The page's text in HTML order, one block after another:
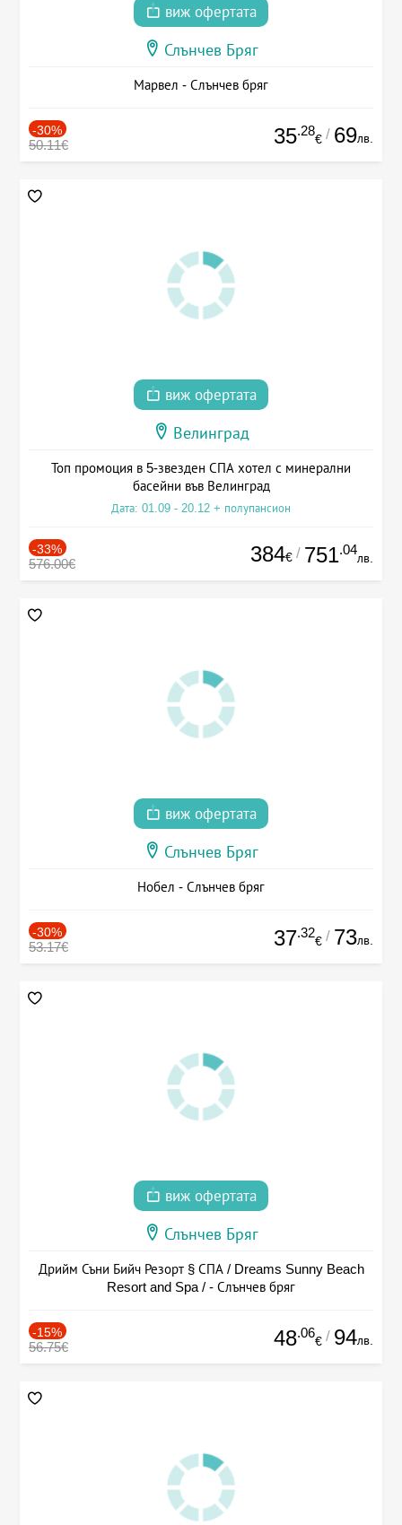
виж офертата
Слънчев Бряг
Марвел - Слънчев бряг
-30%
50.11€ 35.28
€ / 69лв.
виж офертата
Велинград
Топ промоция в 5-звезден СПА хотел с минерални
басейни във Велинград
Дата: 01.09 - 20.12 + полупансион
-33%
576.00€ 384€ / 751.04
лв.
виж офертата
Слънчев Бряг
Нобел - Слънчев бряг
-30%
53.17€ 37.32
€ / 73лв.
виж офертата
Слънчев Бряг
Дрийм Съни Бийч Резорт § СПА / Dreams Sunny Beach
Resort and Spa / - Слънчев бряг
-15%
56.75€ 48.06
€ / 94лв.